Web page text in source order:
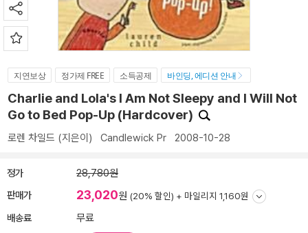
지연보상 정가제 FREE 소득공제 바인딩, 에디션 안내
Charlie and Lola's I Am Not Sleepy and I Will Not
Go to Bed Pop-Up (Hardcover)
로렌 차일드 (지은이) Candlewick Pr 2008-10-28
정가 28,780원
판매가 23,020원 (20% 할인) + 마일리지 1,160원
배송료
무료